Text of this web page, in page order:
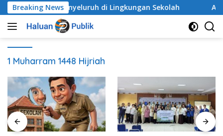
Langsung
ke
konten
Breaking News
Secara Menyeluruh di Lingkungan Sekolah
1 Muharram 1448 Hijriah